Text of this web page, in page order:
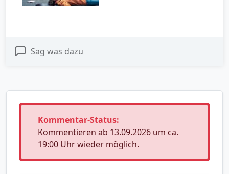
Sag was dazu
Kommentar-Status:
Kommentieren ab 13.09.2026 um ca.
19:00 Uhr wieder möglich.